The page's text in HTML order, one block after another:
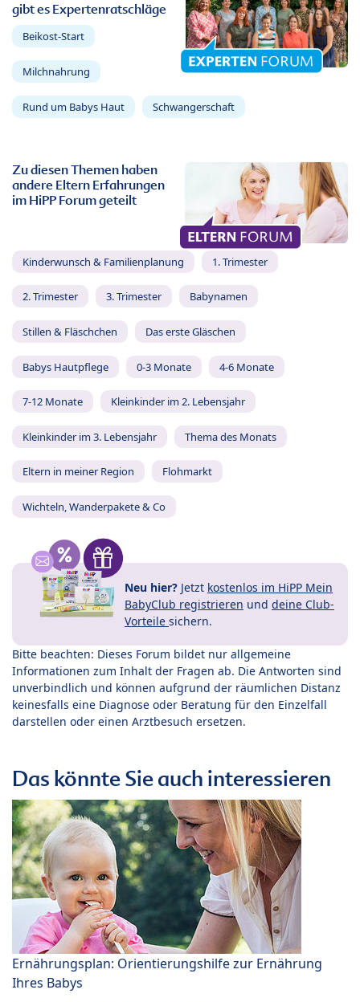
gibt es Expertenratschläge
Beikost-Start
Milchnahrung
Rund um Babys Haut Schwangerschaft
Zu diesen Themen haben
andere Eltern Erfahrungen
im HiPP Forum geteilt
Kinderwunsch & Familienplanung 1. Trimester
2. Trimester 3. Trimester Babynamen
Stillen & Fläschchen Das erste Gläschen
Babys Hautpflege 0-3 Monate 4-6 Monate
7-12 Monate Kleinkinder im 2. Lebensjahr
Kleinkinder im 3. Lebensjahr Thema des Monats
Eltern in meiner Region Flohmarkt
Wichteln, Wanderpakete & Co
Neu hier? Jetzt kostenlos im HiPP Mein
BabyClub registrieren und deine Club-
Vorteile sichern.
Bitte beachten: Dieses Forum bildet nur allgemeine
Informationen zum Inhalt der Fragen ab. Die Antworten sind
unverbindlich und können aufgrund der räumlichen Distanz
keinesfalls eine Diagnose oder Beratung für den Einzelfall
darstellen oder einen Arztbesuch ersetzen.
Das könnte Sie auch interessieren
Ernährungsplan: Orientierungshilfe zur Ernährung
Ihres Babys